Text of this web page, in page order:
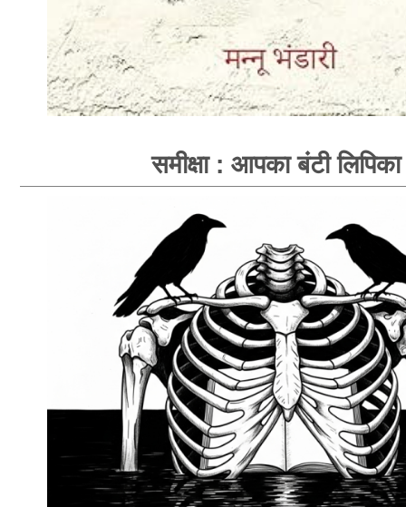
समीक्षा : आपका बंटी लिपिका